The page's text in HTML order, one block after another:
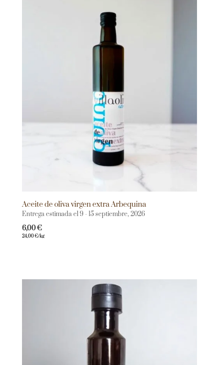
Aceite de oliva virgen extra Arbequina
Entrega estimada el 9 - 15 septiembre, 2026
6,00€
24,00€/kg